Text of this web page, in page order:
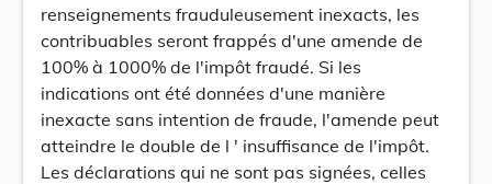
renseignements frauduleusement inexacts, les
contribuables seront frappés d'une amende de
100% à 1000% de l'impôt fraudé. Si les
indications ont été données d'une manière
inexacte sans intention de fraude, l'amende peut
atteindre le double de l ' insuffisance de l'impôt.
Les déclarations qui ne sont pas signées, celles